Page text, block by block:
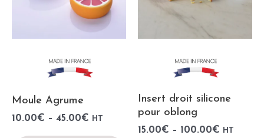
Moule Agrume
10.00€ – 45.00€ HT
Insert droit silicone
pour oblong
15.00€ – 100.00€ HT